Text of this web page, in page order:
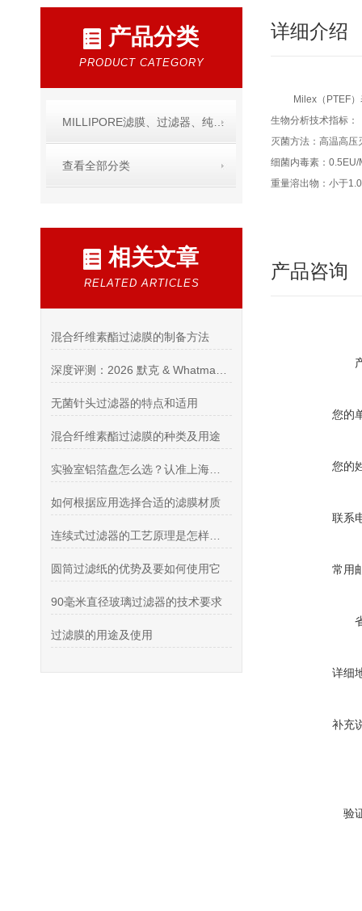
产品分类
PRODUCT CATEGORY
MILLIPORE滤膜、过滤器、纯水产品
查看全部分类
相关文章
RELATED ARTICLES
混合纤维素酯过滤膜的制备方法
无菌针头过滤器的特点和适用
混合纤维素酯过滤膜的种类及用途
如何根据应用选择合适的滤膜材质
圆筒过滤纸的优势及要如何使用它
90毫米直径玻璃过滤器的技术要求
过滤膜的用途及使用
详细介绍
Milex（PTEF
生物分析技术指标：
灭菌方法：高温高
细菌内毒素：0.5EU/
重量溶出物：小于
产品咨询
您的
您的
联系
常用
详细
补充
验